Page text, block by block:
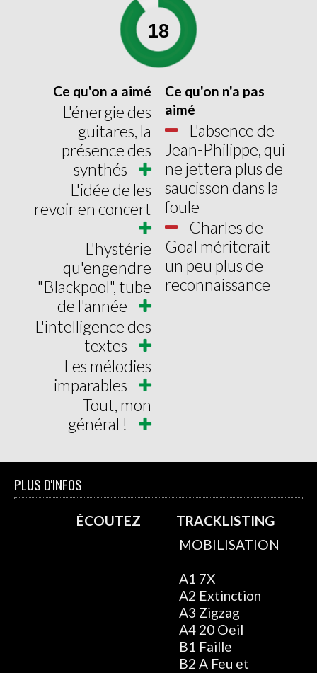
18
0 20
Ce qu'on a aimé
L'énergie des
guitares, la
présence des
synthés
L'idée de les
revoir en concert
L'hystérie
qu'engendre
"Blackpool", tube
de l'année
L'intelligence des
textes
Les mélodies
imparables
Tout, mon
général !
Ce qu'on n'a pas
aimé
L'absence de
Jean-Philippe, qui
ne jettera plus de
saucisson dans la
foule
Charles de
Goal mériterait
un peu plus de
reconnaissance
PLUS D'INFOS
ÉCOUTEZ
TRACKLISTING
MOBILISATION
A1 7X
A2 Extinction
A3 Zigzag
A4 20 Oeil
B1 Faille
B2 A Feu et